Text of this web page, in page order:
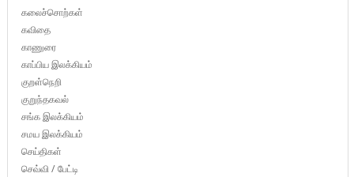
கலைச்சொற்கள்
கவிதை
காணுரை
காப்பிய இலக்கியம்
குறள்நெறி
குறுந்தகவல்
சங்க இலக்கியம்
சமய இலக்கியம்
செய்திகள்
செவ்வி / பேட்டி